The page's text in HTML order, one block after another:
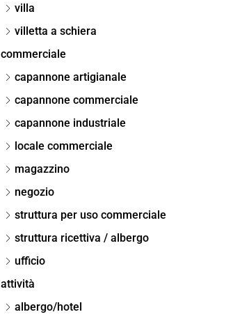
villa
villetta a schiera
commerciale
capannone artigianale
capannone commerciale
capannone industriale
locale commerciale
magazzino
negozio
struttura per uso commerciale
struttura ricettiva / albergo
ufficio
attività
albergo/hotel